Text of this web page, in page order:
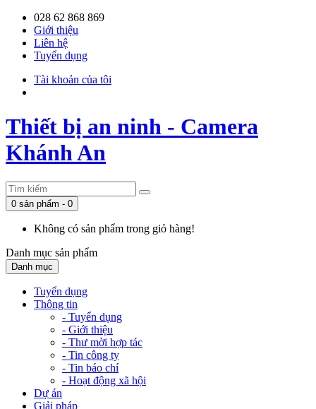
028 62 868 869
Giới thiệu
Liên hệ
Tuyển dụng
Tài khoản của tôi
Thiết bị an ninh - Camera
Khánh An
0 sản phẩm - 0
Không có sản phẩm trong giỏ hàng!
Danh mục sản phẩm
Danh mục
Tuyển dụng
Thông tin
- Tuyển dụng
- Giới thiệu
- Thư mời hợp tác
- Tin công ty
- Tin báo chí
- Hoạt động xã hội
Dự án
Giải pháp